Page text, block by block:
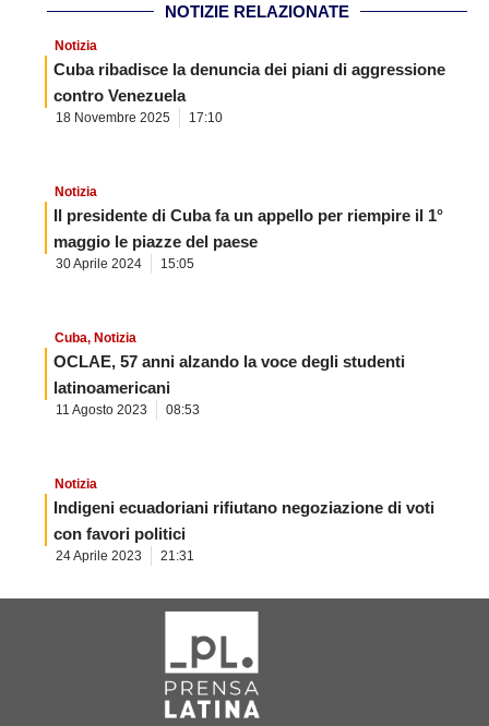
NOTIZIE RELAZIONATE
Notizia
Cuba ribadisce la denuncia dei piani di aggressione
contro Venezuela
18 Novembre 2025 17:10
Notizia
Il presidente di Cuba fa un appello per riempire il 1°
maggio le piazze del paese
30 Aprile 2024 15:05
Cuba, Notizia
OCLAE, 57 anni alzando la voce degli studenti
latinoamericani
11 Agosto 2023 08:53
Notizia
Indigeni ecuadoriani rifiutano negoziazione di voti
con favori politici
24 Aprile 2023 21:31